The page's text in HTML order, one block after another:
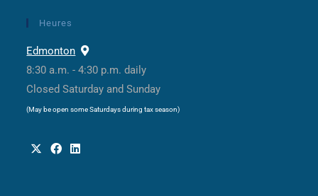
Heures
Edmonton
8:30 a.m. - 4:30 p.m. daily
Closed Saturday and Sunday
(May be open some Saturdays during tax season)